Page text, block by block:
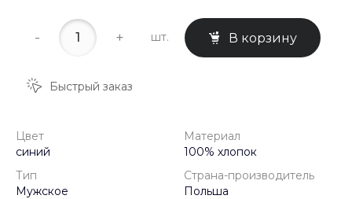
- + шт. В корзину
Быстрый заказ
Цвет
синий
Материал
100% хлопок
Тип
Мужское
Страна-производитель
Польша